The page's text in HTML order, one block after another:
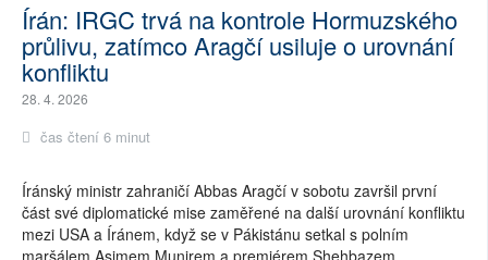
Írán: IRGC trvá na kontrole Hormuzského
průlivu, zatímco Aragčí usiluje o urovnání
konfliktu
28. 4. 2026
čas čtení 6 minut
Íránský ministr zahraničí Abbas Aragčí v sobotu završil první
část své diplomatické mise zaměřené na další urovnání konfliktu
mezi USA a Íránem, když se v Pákistánu setkal s polním
maršálem Asimem Munirem a premiérem Shehbazem